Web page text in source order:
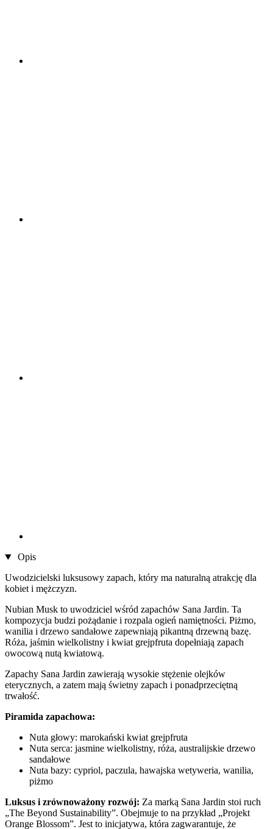
Opis
Uwodzicielski luksusowy zapach, który ma naturalną atrakcję dla
kobiet i mężczyzn.
Nubian Musk to uwodziciel wśród zapachów Sana Jardin. Ta
kompozycja budzi pożądanie i rozpala ogień namiętności. Piżmo,
wanilia i drzewo sandałowe zapewniają pikantną drzewną bazę.
Róża, jaśmin wielkolistny i kwiat grejpfruta dopełniają zapach
owocową nutą kwiatową.
Zapachy Sana Jardin zawierają wysokie stężenie olejków
eterycznych, a zatem mają świetny zapach i ponadprzeciętną
trwałość.
Piramida zapachowa:
Nuta głowy: marokański kwiat grejpfruta
Nuta serca: jasmine wielkolistny, róża, australijskie drzewo
sandałowe
Nuta bazy: cypriol, paczula, hawajska wetyweria, wanilia,
piżmo
Luksus i zrównoważony rozwój: Za marką Sana Jardin stoi ruch
„The Beyond Sustainability”. Obejmuje to na przykład „Projekt
Orange Blossom”. Jest to inicjatywa, która zagwarantuje, że